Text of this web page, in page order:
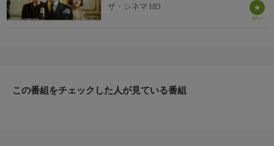
ザ・シネマ HD
この番組をチェックした人が見ている番組